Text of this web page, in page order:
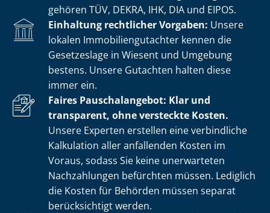
gehören TÜV, DEKRA, IHK, DIA und EIPOS.
Einhaltung rechtlicher Vorgaben: Unsere
lokalen Im­mo­bi­li­en­gut­ach­ter kennen die
Gesetzeslage in Wiesent und Umgebung
bestens. Unsere Gutachten halten diese
immer ein.
Faires Pauschalangebot: Klar und
transparent, ohne versteckte Kosten.
Unsere Experten erstellen eine verbindliche
Kalkulation aller anfallenden Kosten im
Voraus, sodass Sie keine unerwarteten
Nachzahlungen befürchten müssen. Lediglich
die Kosten für Behörden müssen separat
berücksichtigt werden.